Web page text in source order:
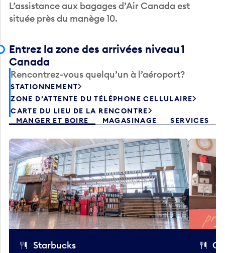
L’assistance aux bagages d’Air Canada est
située près du manège 10.
Entrez la zone des arrivées niveau 1
Canada
Rencontrez-vous quelqu’un à l’aéroport?
STATIONNEMENT
ZONE D’ATTENTE DU TÉLÉPHONE CELLULAIRE
CARTE DU LIEU DE LA RENCONTRE
MANGER ET BOIRE
MAGASINAGE SERVICES
Starbucks